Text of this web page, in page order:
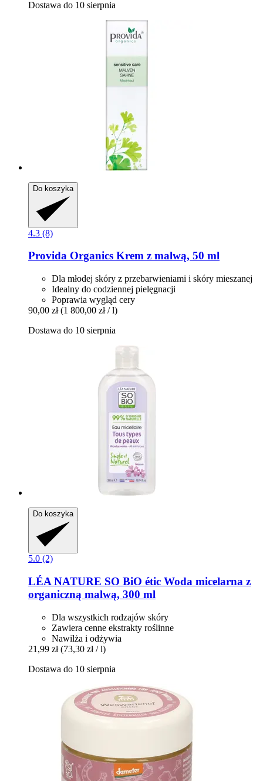
Dostawa do 10 sierpnia
Do koszyka
4.3 (8)
Provida Organics Krem z malwą, 50 ml
Dla młodej skóry z przebarwieniami i skóry mieszanej
Idealny do codziennej pielęgnacji
Poprawia wygląd cery
90,00 zł (1 800,00 zł / l)
Dostawa do 10 sierpnia
Do koszyka
5.0 (2)
LÉA NATURE SO BiO étic Woda micelarna z
organiczną malwą, 300 ml
Dla wszystkich rodzajów skóry
Zawiera cenne ekstrakty roślinne
Nawilża i odżywia
21,99 zł (73,30 zł / l)
Dostawa do 10 sierpnia